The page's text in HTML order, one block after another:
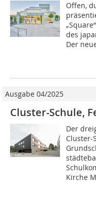
Offen,
des
Der
Ausgabe 04/2025
Cluster-Schule,
Der
Cluster-
Kirche